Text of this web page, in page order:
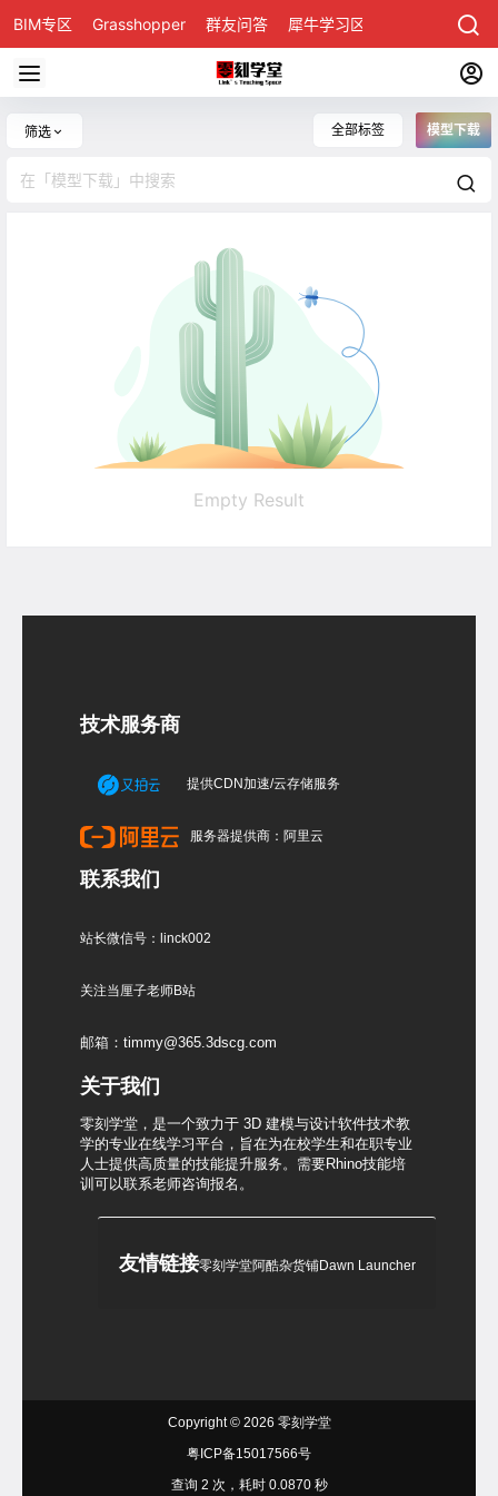
BIM专区 Grasshopper 群友问答 犀牛学习区
筛选 全部标签 模型下载
Empty Result
技术服务商
提供CDN加速/云存储服务
服务器提供商：阿里云
联系我们
站长微信号：linck002
关注当厘子老师B站
邮箱：timmy@365.3dscg.com
关于我们
零刻学堂，是一个致力于 3D 建模与设计软件技术教
学的专业在线学习平台，旨在为在校学生和在职专业
人士提供高质量的技能提升服务。需要Rhino技能培
训可以联系老师咨询报名。
友情链接零刻学堂阿酷杂货铺Dawn Launcher
Copyright © 2026 零刻学堂
粤ICP备15017566号
查询 2 次，耗时 0.0870 秒